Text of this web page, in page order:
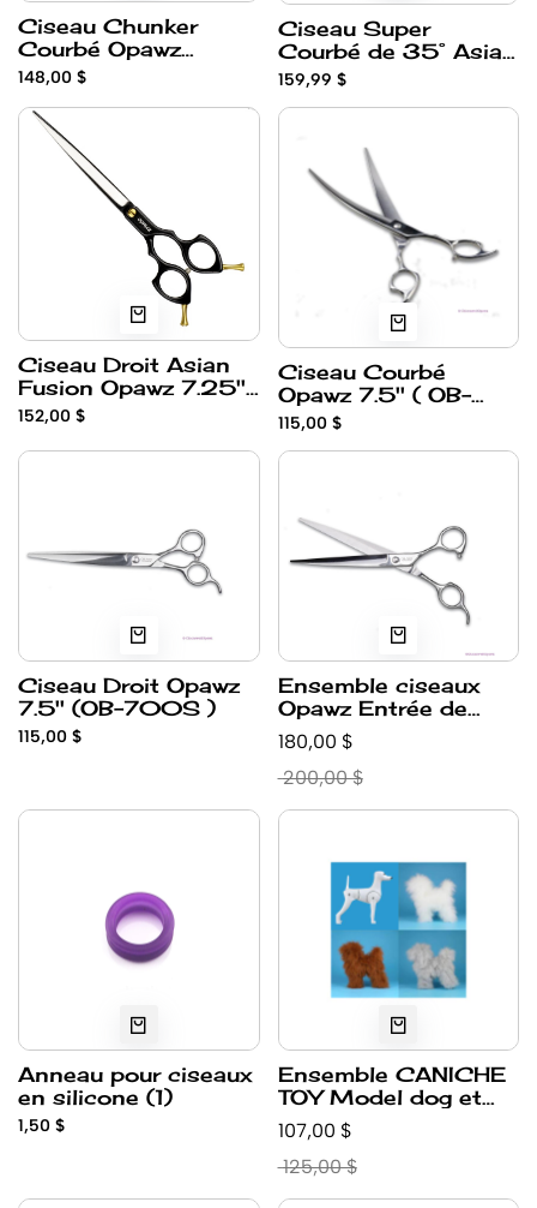
Ciseau Chunker
Courbé Opawz
OI650CC
148,00 $
Ciseau Super
Courbé de 35° Asian
Fusion de 6.5” OAI-
159,99 $
Ciseau Droit Asian
Fusion Opawz 7.25''
Noir
152,00 $
Ciseau Courbé
Opawz 7.5'' ( OB-
700C )
115,00 $
Ciseau Droit Opawz
7.5'' (OB-700S )
115,00 $
Ensemble ciseaux
Opawz Entrée de
gamme OB700E
180,00 $
200,00 $
Anneau pour ciseaux
en silicone (1)
1,50 $
Ensemble CANICHE
TOY Model dog et
pelisse Haute
Densité
107,00 $
125,00 $